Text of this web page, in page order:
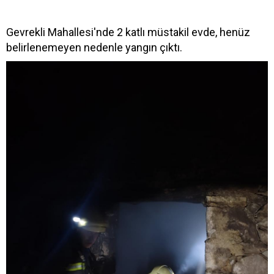
Gevrekli Mahallesi'nde 2 katlı müstakil evde, henüz
belirlenemeyen nedenle yangın çıktı.